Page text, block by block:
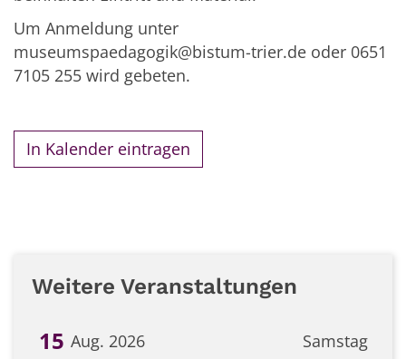
Um Anmeldung unter
museumspaedagogik@bistum-trier.de oder 0651
7105 255 wird gebeten.
In Kalender eintragen
Weitere Veranstaltungen
Samstag
15 Aug. 2026